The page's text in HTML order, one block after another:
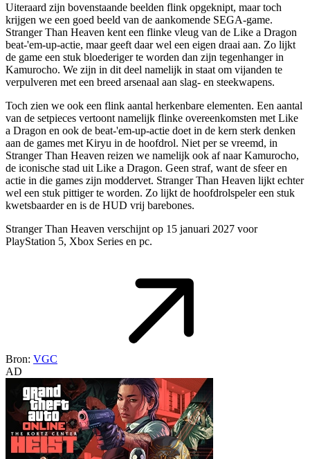
Uiteraard zijn bovenstaande beelden flink opgeknipt, maar toch
krijgen we een goed beeld van de aankomende SEGA-game.
Stranger Than Heaven kent een flinke vleug van de Like a Dragon
beat-'em-up-actie, maar geeft daar wel een eigen draai aan. Zo lijkt
de game een stuk bloederiger te worden dan zijn tegenhanger in
Kamurocho. We zijn in dit deel namelijk in staat om vijanden te
verpulveren met een breed arsenaal aan slag- en steekwapens.
Toch zien we ook een flink aantal herkenbare elementen. Een aantal
van de setpieces vertoont namelijk flinke overeenkomsten met Like
a Dragon en ook de beat-'em-up-actie doet in de kern sterk denken
aan de games met Kiryu in de hoofdrol. Niet per se vreemd, in
Stranger Than Heaven reizen we namelijk ook af naar Kamurocho,
de iconische stad uit Like a Dragon. Geen straf, want de sfeer en
actie in die games zijn moddervet. Stranger Than Heaven lijkt echter
wel een stuk pittiger te worden. Zo lijkt de hoofdrolspeler een stuk
kwetsbaarder en is de HUD vrij barebones.
Stranger Than Heaven verschijnt op 15 januari 2027 voor
PlayStation 5, Xbox Series en pc.
Bron: VGC
AD